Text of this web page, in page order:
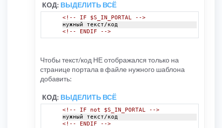
КОД: ВЫДЕЛИТЬ ВСЁ
<!-- IF $S_IN_PORTAL -->
нужный текст/код
<!-- ENDIF -->
Чтобы текст/код НЕ отображался только на
странице портала в файле нужного шаблона
добавить:
КОД: ВЫДЕЛИТЬ ВСЁ
<!-- IF not $S_IN_PORTAL -->
нужный текст/код
<!-- ENDIF -->